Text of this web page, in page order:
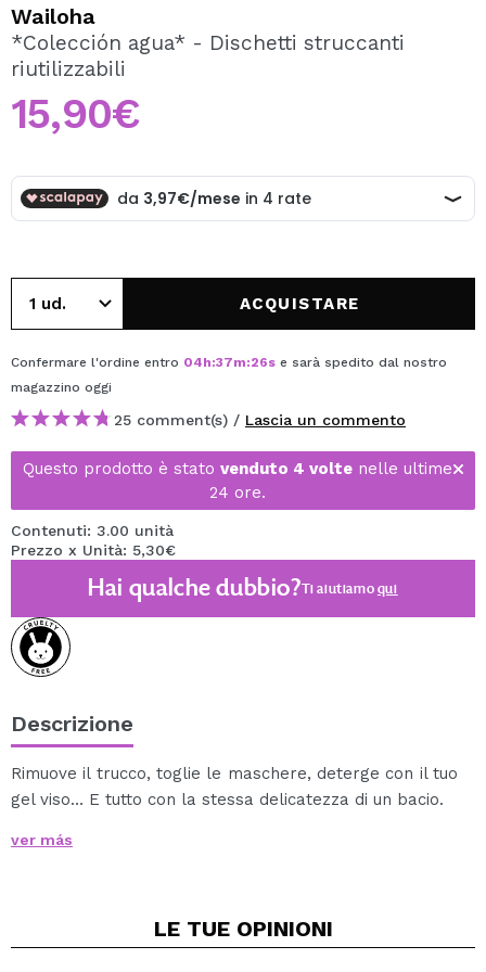
Creando un account su Maquibeauty.it potrai fare i tuoi
acquisti velocemente, controllare lo stato dei tuoi ordini e
Wailoha
*Colección agua* - Dischetti struccanti
riutilizzabili
15,90€
ACQUISTARE
Confermare l'ordine entro 04h:37m:26s e sarà spedito dal nostro
magazzino oggi
25 comment(s) / Lascia un commento
Questo prodotto è stato venduto 4 volte nelle ultime
24 ore.
Contenuti: 3.00 unità
Prezzo x Unità: 5,30€
Hai qualche dubbio?Ti aiutiamoqui
Descrizione
Rimuove il trucco, toglie le maschere, deterge con il tuo
gel viso… E tutto con la stessa delicatezza di un bacio.
scolateli.
tuo detergente viso preferito.
ver más
LE TUE OPINIONI